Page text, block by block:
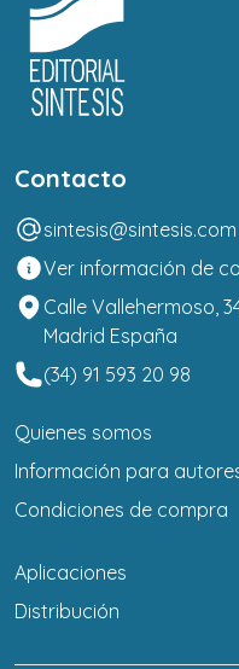
Contacto
sintesis@sintesis.com
Ver información de
Calle Vallehermoso,
Madrid España
(34) 91 593 20 98
Quienes somos
Información para
Condiciones de compra
Aplicaciones
Distribución